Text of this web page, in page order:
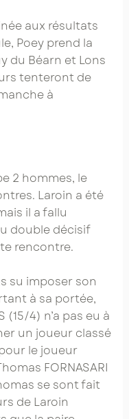
aux résultats
Poey prend la
du Béarn et Lons
tenteront de
à
2 hommes, le
Laroin a été
il a fallu
double décisif
rencontre.
su imposer son
à sa portée,
(15/4) n’a pas eu à
un joueur classé
le joueur
FORNASARI
se sont fait
de Laroin